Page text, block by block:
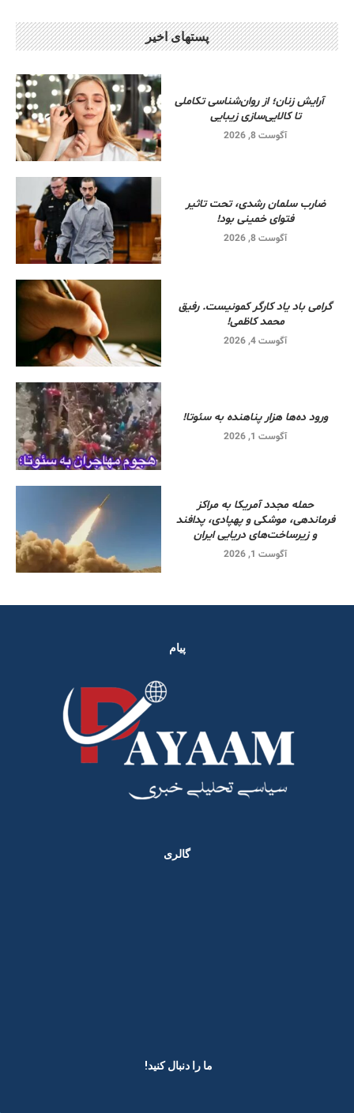
پستهای اخیر
آرایش زنان؛ از روان‌شناسی تکاملی
تا کالایی‌سازی زیبایی
آگوست 8, 2026
ضارب سلمان رشدی، تحت تاثیر
فتوای خمینی بود!
آگوست 8, 2026
گرامی باد یاد کارگر کمونیست. رفیق
محمد کاظمی!
آگوست 4, 2026
ورود ده‌ها هزار پناهنده به سئوتا!
آگوست 1, 2026
حمله مجدد آمریکا به مراکز
فرماندهی، موشکی و پهپادی، پدافند
و زیرساخت‌های دریایی ایران
آگوست 1, 2026
پیام
گالری
ما را دنبال کنید! ​